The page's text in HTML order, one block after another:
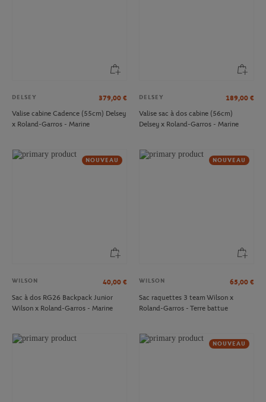
DELSEY 379,00 €
Valise cabine Cadence (55cm) Delsey
x Roland-Garros - Marine
DELSEY 189,00 €
Valise sac à dos cabine (56cm)
Delsey x Roland-Garros - Marine
NOUVEAU
WILSON 40,00 €
Sac à dos RG26 Backpack Junior
Wilson x Roland-Garros - Marine
NOUVEAU
WILSON 65,00 €
Sac raquettes 3 team Wilson x
Roland-Garros - Terre battue
NOUVEAU